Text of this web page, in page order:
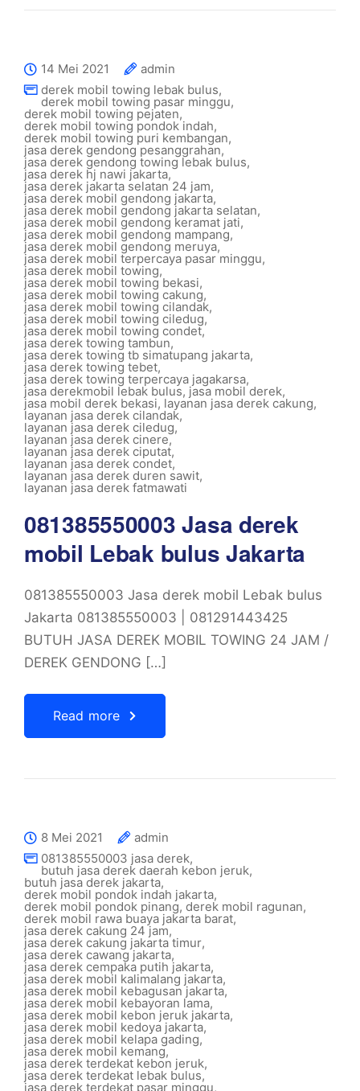
14 Mei 2021
admin
derek mobil towing lebak bulus,
derek mobil towing pasar minggu,
derek mobil towing pejaten,
derek mobil towing pondok indah,
derek mobil towing puri kembangan,
jasa derek gendong pesanggrahan,
jasa derek gendong towing lebak bulus,
jasa derek hj nawi jakarta,
jasa derek jakarta selatan 24 jam,
jasa derek mobil gendong jakarta,
jasa derek mobil gendong jakarta selatan,
jasa derek mobil gendong keramat jati,
jasa derek mobil gendong mampang,
jasa derek mobil gendong meruya,
jasa derek mobil terpercaya pasar minggu,
jasa derek mobil towing,
jasa derek mobil towing bekasi,
jasa derek mobil towing cakung,
jasa derek mobil towing cilandak,
jasa derek mobil towing ciledug,
jasa derek mobil towing condet,
jasa derek towing tambun,
jasa derek towing tb simatupang jakarta,
jasa derek towing tebet,
jasa derek towing terpercaya jagakarsa,
jasa derekmobil lebak bulus, jasa mobil derek,
jasa mobil derek bekasi, layanan jasa derek cakung,
layanan jasa derek cilandak,
layanan jasa derek ciledug,
layanan jasa derek cinere,
layanan jasa derek ciputat,
layanan jasa derek condet,
layanan jasa derek duren sawit,
layanan jasa derek fatmawati
081385550003 Jasa derek
mobil Lebak bulus Jakarta
081385550003 Jasa derek mobil Lebak bulus
Jakarta 081385550003 | 081291443425
BUTUH JASA DEREK MOBIL TOWING 24 JAM /
DEREK GENDONG […]
Read more
8 Mei 2021
admin
081385550003 jasa derek,
butuh jasa derek daerah kebon jeruk,
butuh jasa derek jakarta,
derek mobil pondok indah jakarta,
derek mobil pondok pinang, derek mobil ragunan,
derek mobil rawa buaya jakarta barat,
jasa derek cakung 24 jam,
jasa derek cakung jakarta timur,
jasa derek cawang jakarta,
jasa derek cempaka putih jakarta,
jasa derek mobil kalimalang jakarta,
jasa derek mobil kebagusan jakarta,
jasa derek mobil kebayoran lama,
jasa derek mobil kebon jeruk jakarta,
jasa derek mobil kedoya jakarta,
jasa derek mobil kelapa gading,
jasa derek mobil kemang,
jasa derek terdekat kebon jeruk,
jasa derek terdekat lebak bulus,
jasa derek terdekat pasar minggu,